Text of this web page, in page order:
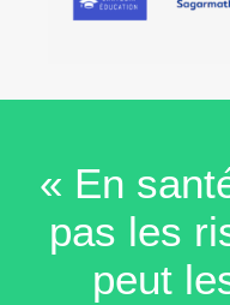
« En
pas les
peut